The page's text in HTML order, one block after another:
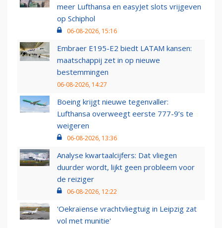
meer Lufthansa en easyJet slots vrijgeven
op Schiphol
06-08-2026, 15:16
Embraer E195-E2 biedt LATAM kansen:
maatschappij zet in op nieuwe
bestemmingen
06-08-2026, 14:27
Boeing krijgt nieuwe tegenvaller:
Lufthansa overweegt eerste 777-9’s te
weigeren
06-08-2026, 13:36
Analyse kwartaalcijfers: Dat vliegen
duurder wordt, lijkt geen probleem voor
de reiziger
06-08-2026, 12:22
'Oekraïense vrachtvliegtuig in Leipzig zat
vol met munitie'